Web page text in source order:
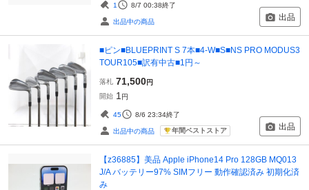
1 8/7 00:38終了
出品中の商品 出品
■ピン■BLUEPRINT S 7本■4-W■S■NS PRO MODUS3
TOUR105■訳有中古■1円～
落札 71,500円
開始 1 円
45 8/6 23:34終了
出品中の商品 年間ベストストア 出品
【z36885】美品 Apple iPhone14 Pro 128GB MQ013
J/A バッテリー97% SIMフリー 動作確認済み 初期化済
み